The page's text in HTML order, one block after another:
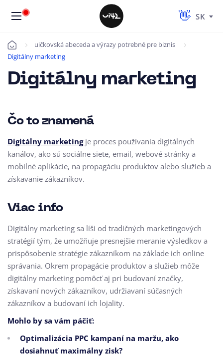
SK
Úvod
uičkovská abeceda a výrazy potrebné pre biznis
Digitálny marketing
Digitálny marketing
Čo to znamená
Digitálny marketing je proces používania digitálnych
kanálov, ako sú sociálne siete, email, webové stránky a
mobilné aplikácie, na propagáciu produktov alebo služieb a
získavanie zákazníkov.
Viac info
Digitálny marketing sa líši od tradičných marketingových
stratégií tým, že umožňuje presnejšie meranie výsledkov a
prispôsobenie stratégie zákazníkom na základe ich online
správania. Okrem propagácie produktov a služieb môže
digitálny marketing pomôcť aj pri budovaní značky,
získavaní nových zákazníkov, udržiavaní súčasných
zákazníkov a budovaní ich lojality.
Mohlo by sa vám páčiť:
Optimalizácia PPC kampaní na maržu, ako
dosiahnuť maximálny zisk?